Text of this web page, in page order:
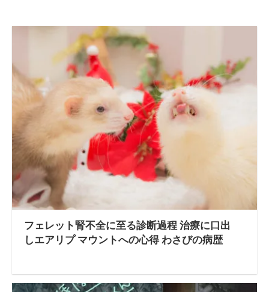
フェレット腎不全に至る診断過程 治療に口出
しエアリプ マウントへの心得 わさびの病歴